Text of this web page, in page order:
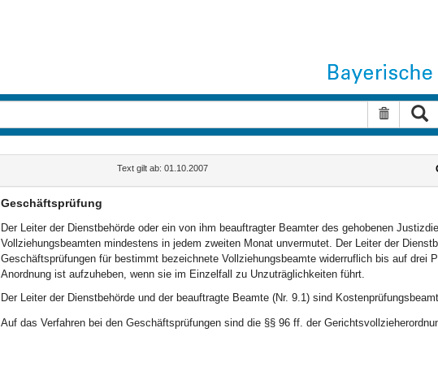
Suche
Text gilt ab: 01.10.2007
Geschäftsprüfung
Der Leiter der Dienstbehörde oder ein von ihm beauftragter Beamter des gehobenen
Vollziehungsbeamten mindestens in jedem zweiten Monat unvermutet. Der Leiter der
Geschäftsprüfungen für bestimmt bezeichnete Vollziehungsbeamte widerruflich bis auf drei
Anordnung ist aufzuheben, wenn sie im Einzelfall zu Unzuträglichkeiten führt.
Der Leiter der Dienstbehörde und der beauftragte Beamte (Nr. 9.1) sind
Auf das Verfahren bei den Geschäftsprüfungen sind die §§ 96 ff. der